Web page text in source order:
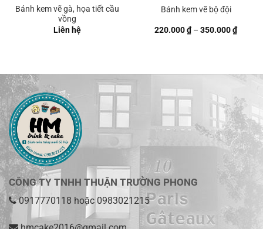
Bánh kem vẽ gà, họa tiết cầu
vồng
Liên hệ
Bánh kem vẽ bộ đội
220.000₫ – 350.000₫
giá:
CÔNG TY TNHH THUẬN TRƯỜNG PHONG
0917770118 hoặc 0983021215